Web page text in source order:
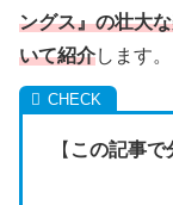
ングス』の壮大
いて紹介します。
【 この記事で